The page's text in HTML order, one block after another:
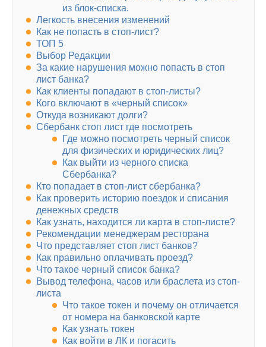
из блок-списка.
Легкость внесения изменений
Как не попасть в стоп-лист?
ТОП 5
Выбор Редакции
За какие нарушения можно попасть в стоп
лист банка?
Как клиенты попадают в стоп-листы?
Кого включают в «черный список»
Откуда возникают долги?
Сбербанк стоп лист где посмотреть
Где можно посмотреть черный список
для физических и юридических лиц?
Как выйти из черного списка
Сбербанка?
Кто попадает в стоп-лист сбербанка?
Как проверить историю поездок и списания
денежных средств
Как узнать, находится ли карта в стоп-листе?
Рекомендации менеджерам ресторана
Что представляет стоп лист банков?
Как правильно оплачивать проезд?
Что такое черный список банка?
Вывод телефона, часов или браслета из стоп-
листа
Что такое токен и почему он отличается
от номера на банковской карте
Как узнать токен
Как войти в ЛК и погасить